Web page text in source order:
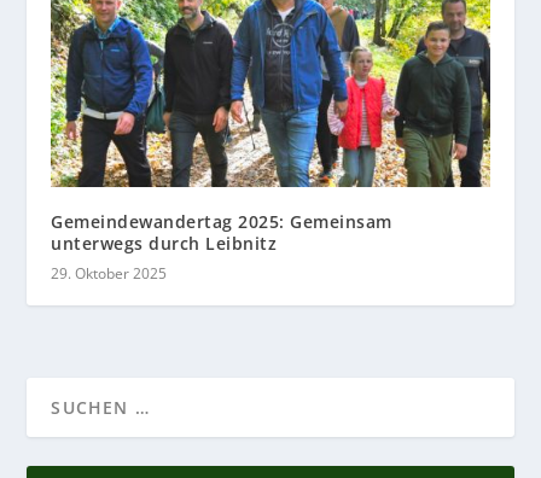
Gemeindewandertag 2025: Gemeinsam
unterwegs durch Leibnitz
29. Oktober 2025